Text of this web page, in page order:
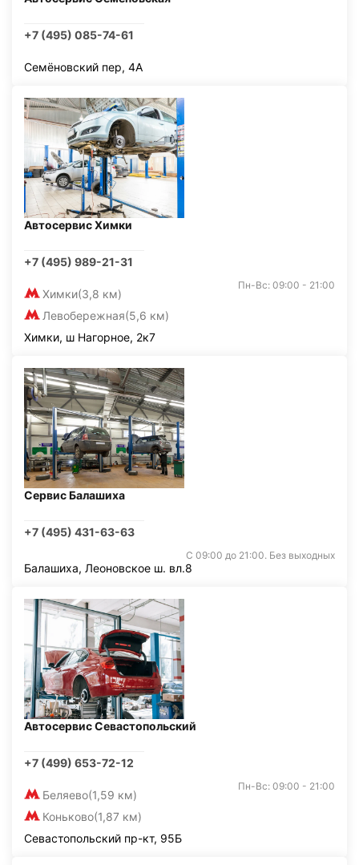
+7 (495) 085-74-61
Семёновский пер, 4А
Автосервис Химки
+7 (495) 989-21-31
Химки(3,8 км)
Левобережная(5,6 км)
Пн-Вс: 09:00 - 21:00
Химки, ш Нагорное, 2к7
Сервис Балашиха
+7 (495) 431-63-63
С 09:00 до 21:00. Без выходных
Балашиха, Леоновское ш. вл.8
Автосервис Севастопольский
+7 (499) 653-72-12
Беляево(1,59 км)
Коньково(1,87 км)
Пн-Вс: 09:00 - 21:00
Севастопольский пр-кт, 95Б